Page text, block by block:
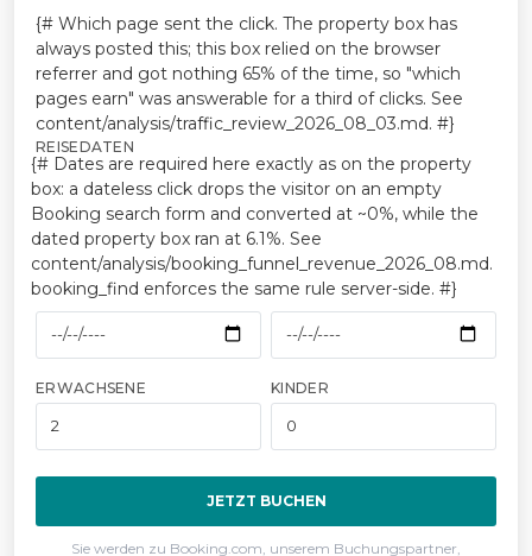
{# Which page sent the click. The property box has
always posted this; this box relied on the browser
referrer and got nothing 65% of the time, so "which
pages earn" was answerable for a third of clicks. See
content/analysis/traffic_review_2026_08_03.md. #}
REISEDATEN
{# Dates are required here exactly as on the property
box: a dateless click drops the visitor on an empty
Booking search form and converted at ~0%, while the
dated property box ran at 6.1%. See
content/analysis/booking_funnel_revenue_2026_08.md.
booking_find enforces the same rule server-side. #}
ERWACHSENE KINDER
JETZT BUCHEN
Sie werden zu Booking.com, unserem Buchungspartner,